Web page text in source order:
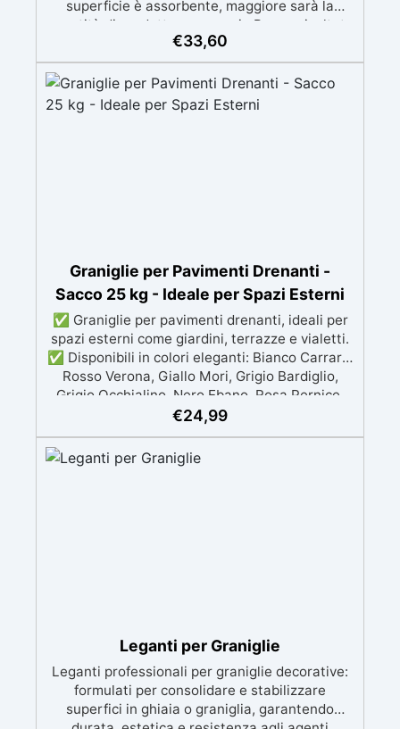
superficie è assorbente, maggiore sarà la
quantità di prodotto necessaria.Per un risultato
ottimale, consigliamo di acquistare una
quantità sufficiente per l’applicazione di almeno
due mani. ✅ Resina metacrilica
monocomponente per consolidare e proteggere
pavimenti in cemento e calcestruzzo ✅
garage, cortili, magazzini e piazzali, resistente
a temperature estreme e agenti chimici
€33,60
Graniglie per Pavimenti Drenanti -
Sacco 25 kg - Ideale per Spazi Esterni
✅ Graniglie per pavimenti drenanti, ideali per
spazi esterni come giardini, terrazze e vialetti.
✅ Disponibili in colori eleganti: Bianco Carrara,
Rosso Verona, Giallo Mori, Grigio Bardiglio,
Grigio Occhialino, Nero Ebano, Rosa Pernice,
Beige Botticino ✅ Facili da applicare: al
per ghiaino stabilizzato ✅ Economiche e
resistenti, garantiscono durata e un sistema di
€24,99
Leganti per Graniglie
Leganti professionali per graniglie decorative:
formulati per consolidare e stabilizzare
superfici in ghiaia o graniglia, garantendo